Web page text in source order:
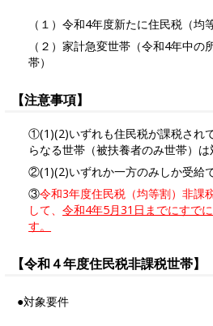
（１）令和4年度新たに住民税（
（２）家計急変世帯（令和4年中
帯）
【注意事項】
①(1)(2)いずれも住民税が課税され
らなる世帯（被扶養者のみ世帯）は
②(1)(2)いずれか一方のみしか受給で
③令和3年度住民税（均等割）非課
して、令和4年5月31日までにすで
す。
【令和４年度住民税非課税世帯】
●対象要件